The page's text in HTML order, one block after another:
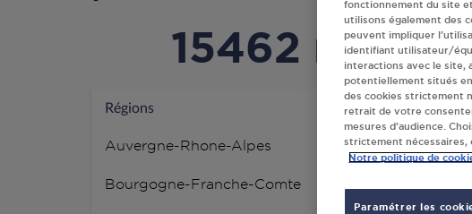
15462
Régions
Auvergne-Rhone-Alpes
Bourgogne-Franche-Comte
PROXI
43 CHEMIN
08150
fonctionnement du site
utilisons également des
peuvent impliquer
identifiant utilisateur/
interactions avec le site,
potentiellement situés en
des cookies strictement
retrait de votre
mesures d’audience.
strictement nécessaires,
Notre politique de
Paramétrer les